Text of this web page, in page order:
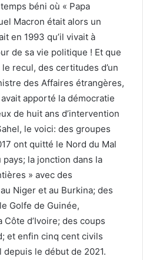
béni où « Papa
Macron était alors un
en 1993 qu’il vivait à
de sa vie politique ! Et que
recul, des certitudes d’un
des Affaires étrangères,
apporté la démocratie
de huit ans d’intervention
le voici: des groupes
ont quitté le Nord du Mal
la jonction dans la
» avec des
Niger et au Burkina; des
Golfe de Guinée,
d’Ivoire; des coups
et enfin cinq cent civils
depuis le début de 2021.